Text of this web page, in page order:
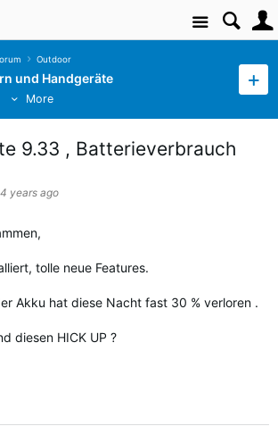
Site
Outdoor
und Handgeräte
More
9.33 , Batterieverbrauch
years ago
tolle neue Features.
Akku hat diese Nacht fast 30 % verloren .
diesen HICK UP ?